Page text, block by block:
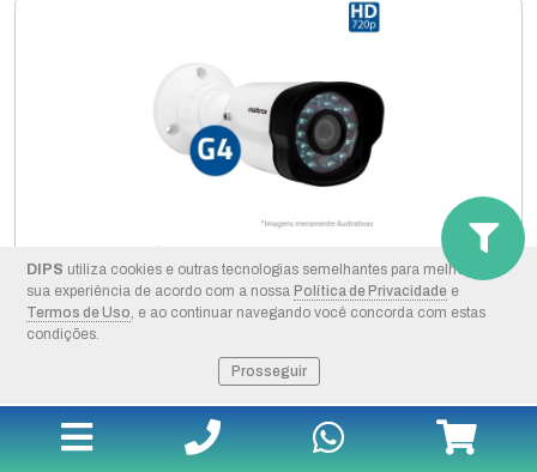
DIPS utiliza cookies e outras tecnologias semelhantes para melhorar a
sua experiência de acordo com a nossa Política de Privacidade e
Termos de Uso, e ao continuar navegando você concorda com estas
condições.
Prosseguir
Modelo: 4565256
Segmento: CÂMERA VEICULAR
Fabricante:
COMPRAR PELO WHATSAPP